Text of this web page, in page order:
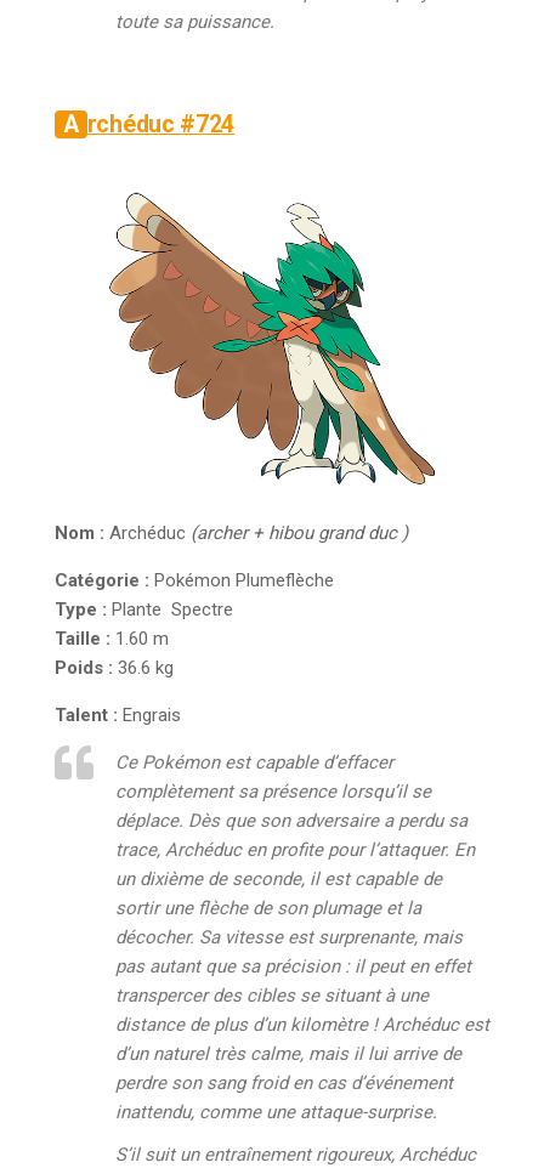
toute sa puissance.
Archéduc #724
Nom : Archéduc (archer + hibou grand duc )
Catégorie : Pokémon Plumeflèche
Type : Plante Spectre
Taille : 1.60 m
Poids : 36.6 kg
Talent : Engrais
Ce Pokémon est capable d’effacer
complètement sa présence lorsqu’il se
déplace. Dès que son adversaire a perdu sa
trace, Archéduc en profite pour l’attaquer. En
un dixième de seconde, il est capable de
sortir une flèche de son plumage et la
décocher. Sa vitesse est surprenante, mais
pas autant que sa précision : il peut en effet
transpercer des cibles se situant à une
distance de plus d’un kilomètre ! Archéduc est
d’un naturel très calme, mais il lui arrive de
perdre son sang froid en cas d’événement
inattendu, comme une attaque-surprise.
S’il suit un entraînement rigoureux, Archéduc